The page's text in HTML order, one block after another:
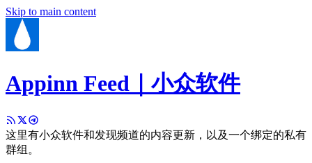
Skip to main content
Appinn Feed｜小众软件
这里有小众软件和发现频道的内容更新，以及一个绑定的私有
群组。